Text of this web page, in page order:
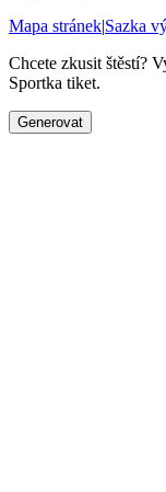
Mapa stránek|Sazka
Chcete zkusit štěstí?
Sportka tiket.
Generovat